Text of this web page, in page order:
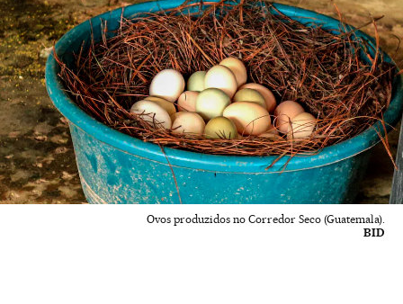
Ovos produzidos no Corredor Seco (Guatemala).
BID